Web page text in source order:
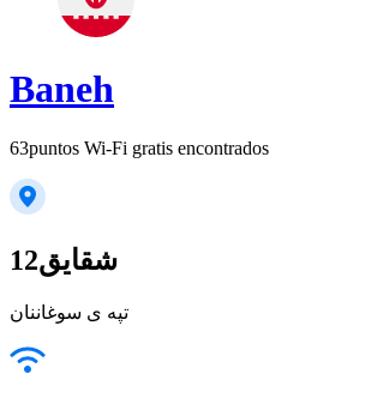
Baneh
63puntos Wi-Fi gratis encontrados
شقایق12
تپه ی سوغاننان